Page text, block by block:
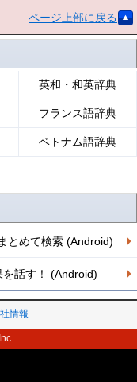
ページ上部に戻る
英和・和英辞典
フランス語辞典
ベトナム語辞典
とめて検索 (Android)
話す！ (Android)
情報